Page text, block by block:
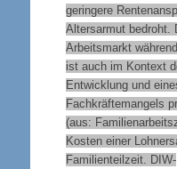
geringere
Altersarmut bedroht.
Arbeitsmarkt
ist auch im Kontext
Entwicklung und
Fachkräftemangels
(aus:
Kosten einer
Familienteilzeit. DIW-